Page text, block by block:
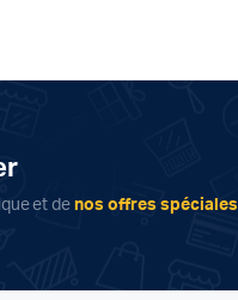
et denos offres spéciales